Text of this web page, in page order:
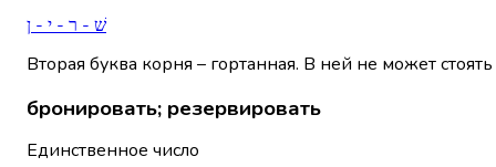
שׁ - ר - י - ן
Вторая буква корня – гортанная. В ней не может
бронировать; резервировать
Единственное число